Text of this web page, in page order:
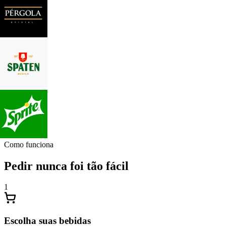
Como funciona
Pedir nunca foi tão fácil
1
Escolha suas bebidas